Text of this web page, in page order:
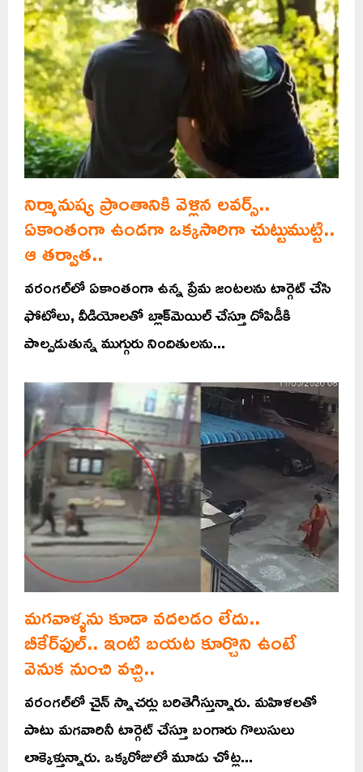
నిర్మానుష్య ప్రాంతానికి వెళ్లిన లవర్స్..
ఏకాంతంగా ఉండగా ఒక్కసారిగా చుట్టుముట్టి..
ఆ తర్వాత..
వరంగల్‌లో ఏకాంతంగా ఉన్న ప్రేమ జంటలను టార్గెట్ చేసి
ఫోటోలు, వీడియోలతో బ్లాక్‌మెయిల్ చేస్తూ దోపిడీకి
పాల్పడుతున్న ముగ్గురు నిందితులను...
మగవాళ్ళను కూడా వదలడం లేదు..
బీకేర్‌ఫుల్.. ఇంటి బయట కూర్చొని ఉంటే
వెనుక నుంచి వచ్చి..
వరంగల్‌లో చైన్ స్నాచర్లు బరితెగిస్తున్నారు. మహిళలతో
పాటు మగవారినీ టార్గెట్ చేస్తూ బంగారు గొలుసులు
లాక్కెళ్తున్నారు. ఒక్కరోజులో మూడు చోట్ల...